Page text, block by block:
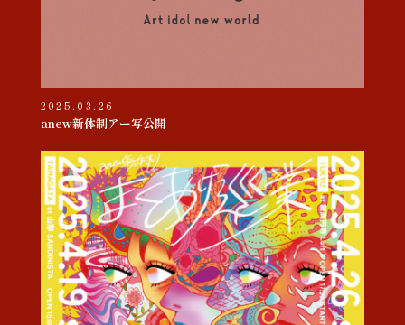
2025.03.26
anew新体制アー写公開